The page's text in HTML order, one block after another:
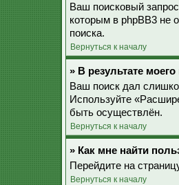
Ваш поисковый
которым в phpBB3 не
поиска.
Вернуться к началу
» В результате
Ваш поиск дал
Используйте
быть осуществлён.
Вернуться к началу
» Как мне найти
Перейдите на
Вернуться к началу